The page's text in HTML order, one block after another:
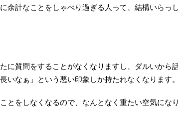
余計なことをしゃべり過ぎる人って、結構いらっ
に質問をすることがなくなりますし、ダルいから
いなぁ」という悪い印象しか持たれなくなります。
とをしなくなるので、なんとなく重たい空気にな